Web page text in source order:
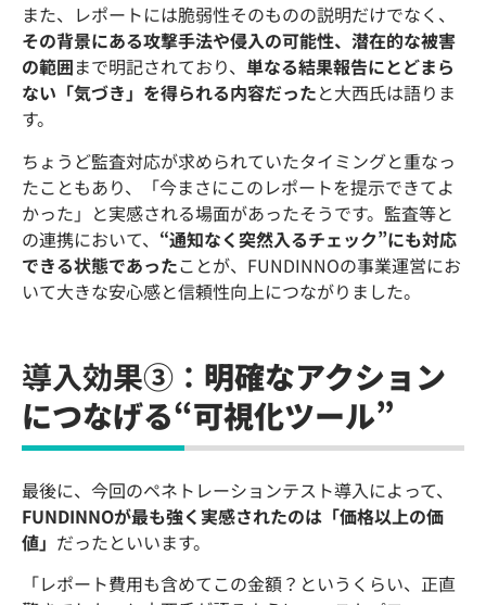
また、レポートには脆弱性そのものの説明だけでなく、
その背景にある攻撃手法や侵入の可能性、潜在的な被害
の範囲まで明記されており、 単なる結果報告にとどまら
ない「気づき」を得られる内容だったと大西氏は語りま
す。
ちょうど監査対応が求められていたタイミングと重なっ
たこともあり、「今まさにこのレポートを提示できてよ
かった」と実感される場面があったそうです。監査等と
の連携において、 “通知なく突然入るチェック”にも対応
できる状態であったことが、FUNDINNOの事業運営にお
いて大きな安心感と信頼性向上につながりました。
導入効果③： 明確なアクション
につなげる“可視化ツール”
最後に、今回のペネトレーションテスト導入によって、
FUNDINNOが最も強く実感されたのは「価格以上の価
値」 だったといいます。
「レポート費用も含めてこの金額？というくらい、正直